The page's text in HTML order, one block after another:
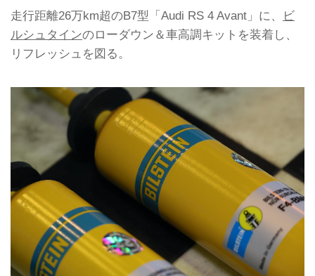
走行距離26万km超のB7型「Audi RS 4 Avant」に、
ビ
ルシュタインのローダウン＆車高調キットを装着し、
リフレッシュを図る。